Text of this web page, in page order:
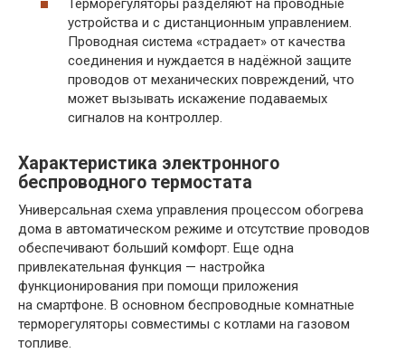
Терморегуляторы разделяют на проводные
устройства и с дистанционным управлением.
Проводная система «страдает» от качества
соединения и нуждается в надёжной защите
проводов от механических повреждений, что
может вызывать искажение подаваемых
сигналов на контроллер.
Характеристика электронного
беспроводного термостата
Универсальная схема управления процессом обогрева
дома в автоматическом режиме и отсутствие проводов
обеспечивают больший комфорт. Еще одна
привлекательная функция — настройка
функционирования при помощи приложения
на смартфоне. В основном беспроводные комнатные
терморегуляторы совместимы с котлами на газовом
топливе.